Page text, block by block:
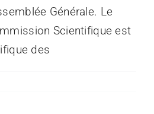
Générale. Le
Scientifique est
des